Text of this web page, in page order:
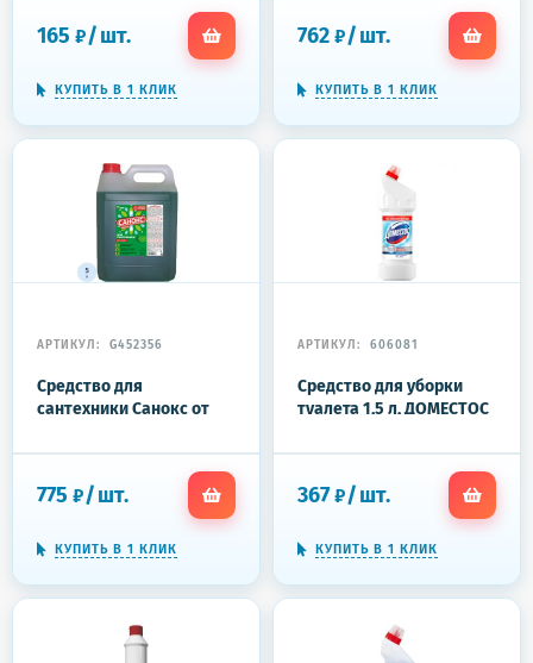
165 ₽/шт.
КУПИТЬ В 1 КЛИК
762 ₽/шт.
КУПИТЬ В 1 КЛИК
АРТИКУЛ: G452356
Средство для
сантехники Санокс от
775 ₽/шт.
КУПИТЬ В 1 КЛИК
АРТИКУЛ: 606081
Средство для уборки
туалета 1,5 л, ДОМЕСТОС
Белый", 67683236
367 ₽/шт.
КУПИТЬ В 1 КЛИК